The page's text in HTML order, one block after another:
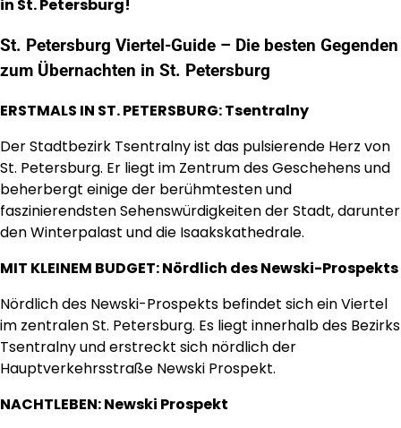
in St. Petersburg!
St. Petersburg Viertel-Guide – Die besten Gegenden
zum Übernachten in St. Petersburg
ERSTMALS IN ST. PETERSBURG: Tsentralny
Der Stadtbezirk Tsentralny ist das pulsierende Herz von
St. Petersburg. Er liegt im Zentrum des Geschehens und
beherbergt einige der berühmtesten und
faszinierendsten Sehenswürdigkeiten der Stadt, darunter
den Winterpalast und die Isaakskathedrale.
MIT KLEINEM BUDGET: Nördlich des Newski-Prospekts
Nördlich des Newski-Prospekts befindet sich ein Viertel
im zentralen St. Petersburg. Es liegt innerhalb des Bezirks
Tsentralny und erstreckt sich nördlich der
Hauptverkehrsstraße Newski Prospekt.
NACHTLEBEN: Newski Prospekt